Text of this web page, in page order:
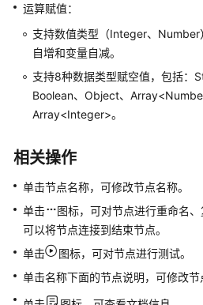
智
能
体
应
用
组
库
模
理
使
用
运算赋值：
支持数值类型（Integer、
自增和变量自减。
支持8种数据类型赋空值，包括：
Boolean、Object、
Array<Integer>。
相关操作
单击节点名称，可修改节点名称。
单击
图标，可对节点进行重命名
可以将节点连接到结束节点。
单击
图标，可对节点进行测试。
单击名称下面的节点说明，可修改节